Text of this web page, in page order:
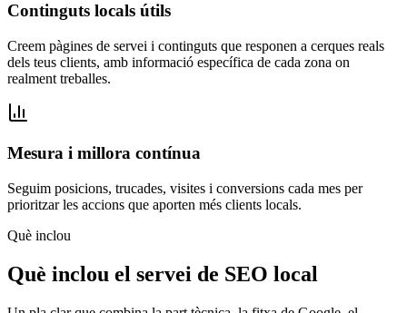
Continguts locals útils
Creem pàgines de servei i continguts que responen a cerques reals
dels teus clients, amb informació específica de cada zona on
realment treballes.
Mesura i millora contínua
Seguim posicions, trucades, visites i conversions cada mes per
prioritzar les accions que aporten més clients locals.
Què inclou
Què inclou el servei de SEO local